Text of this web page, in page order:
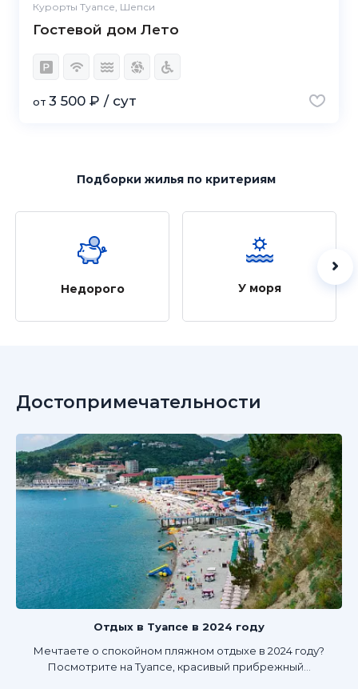
Курорты Туапсе, Шепси
Гостевой дом Лето
от 3 500 ₽ / сут
Подборки жильяпо критериям
Недорого У моря
Достопримечательности
Отдых в Туапсе в 2024 году
Мечтаете о спокойном пляжном отдыхе в 2024 году?
Посмотрите на Туапсе, красивый прибрежный...